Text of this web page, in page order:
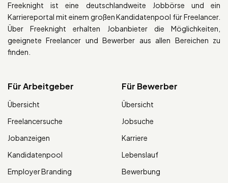
Freeknight ist eine deutschlandweite Jobbörse und ein
Karriereportal mit einem großen Kandidatenpool für Freelancer.
Über Freeknight erhalten Jobanbieter die Möglichkeiten,
geeignete Freelancer und Bewerber aus allen Bereichen zu
finden.
Für Arbeitgeber
Übersicht
Freelancersuche
Jobanzeigen
Kandidatenpool
Employer Branding
Für Bewerber
Übersicht
Jobsuche
Karriere
Lebenslauf
Bewerbung